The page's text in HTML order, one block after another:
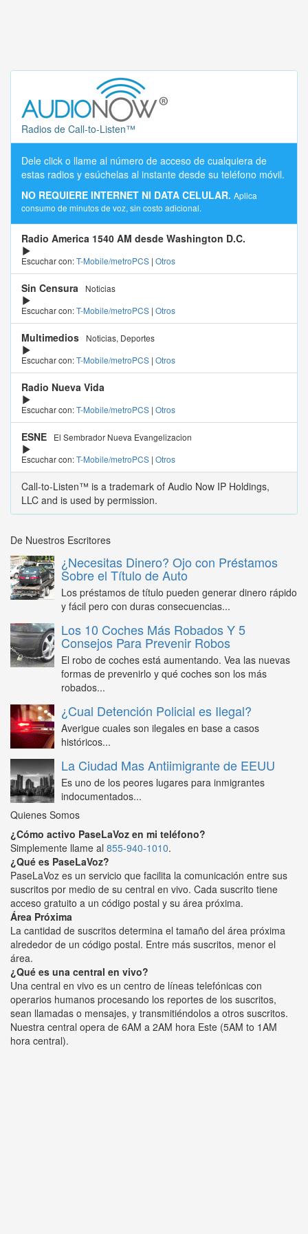
Radios de Call-to-Listen™
Dele click o llame al número de acceso de cualquiera de
estas radios y esúchelas al instante desde su teléfono móvil.
NO REQUIERE INTERNET NI DATA CELULAR. Aplica
consumo de minutos de voz, sin costo adicional.
Radio America 1540 AM desde Washington D.C.
Escuchar con:T-Mobile/metroPCS | Otros
Sin Censura
Noticias
Escuchar con:T-Mobile/metroPCS | Otros
Multimedios
Noticias, Deportes
Escuchar con:T-Mobile/metroPCS | Otros
Radio Nueva Vida
Escuchar con:T-Mobile/metroPCS | Otros
ESNE
El Sembrador Nueva Evangelizacion
Escuchar con:T-Mobile/metroPCS | Otros
Call-to-Listen™ is a trademark of Audio Now IP Holdings,
LLC and is used by permission.
De Nuestros Escritores
¿Necesitas Dinero? Ojo con Préstamos
Sobre el Título de Auto
Los préstamos de título pueden generar dinero rápido
y fácil pero con duras consecuencias...
Los 10 Coches Más Robados Y 5
Consejos Para Prevenir Robos
El robo de coches está aumentando. Vea las nuevas
formas de prevenirlo y qué coches son los más
robados...
¿Cual Detención Policial es Ilegal?
Averigue cuales son ilegales en base a casos
históricos...
La Ciudad Mas Antiimigrante de EEUU
Es uno de los peores lugares para inmigrantes
indocumentados...
Quienes Somos
¿Cómo activo PaseLaVoz en mi teléfono?
Simplemente llame al 855-940-1010.
¿Qué es PaseLaVoz?
PaseLaVoz es un servicio que facilita la comunicación entre sus
suscritos por medio de su central en vivo. Cada suscrito tiene
acceso gratuito a un código postal y su área próxima.
Área Próxima
La cantidad de suscritos determina el tamaño del área próxima
alrededor de un código postal. Entre más suscritos, menor el
área.
¿Qué es una central en vivo?
Una central en vivo es un centro de líneas telefónicas con
operarios humanos procesando los reportes de los suscritos,
sean llamadas o mensajes, y transmitiéndolos a otros suscritos.
Nuestra central opera de 6AM a 2AM hora Este (5AM to 1AM
hora central).